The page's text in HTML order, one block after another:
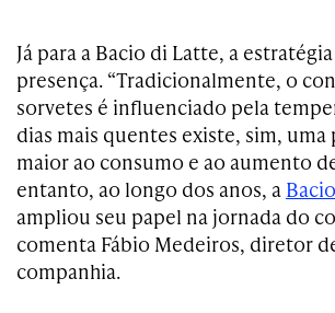
Já para a Bacio di Latte, a
presença. “Tradicionalmente, o
sorvetes é influenciado pela
dias mais quentes existe, sim, uma
maior ao consumo e ao aumento
entanto, ao longo dos anos, a
ampliou seu papel na jornada do
comenta Fábio Medeiros, diretor
companhia.